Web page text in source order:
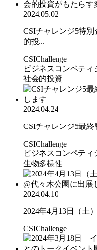
2024.05.02
CSIチャレンジ5特
的投...
CSIChallenge
ビジネスコンペティ
社会的投資
2024.04.24
CSIチャレンジ5最終
CSIChallenge
ビジネスコンペティ
生物多様性
2024.04.10
2024年4月13日（土
CSIChallenge